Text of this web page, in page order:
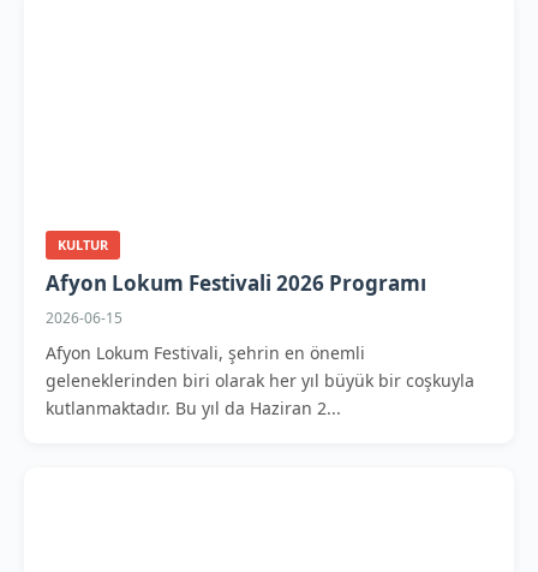
KULTUR
Afyon Lokum Festivali 2026 Programı
2026-06-15
Afyon Lokum Festivali, şehrin en önemli
geleneklerinden biri olarak her yıl büyük bir coşkuyla
kutlanmaktadır. Bu yıl da Haziran 2...